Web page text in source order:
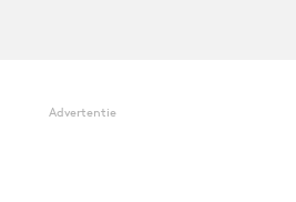
Advertentie